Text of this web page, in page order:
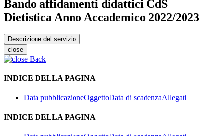
Bando affidamenti didattici CdS
Dietistica Anno Accademico 2022/2023
Descrizione del servizio
close
Back
INDICE DELLA PAGINA
Data pubblicazioneOggettoData di scadenzaAllegati
INDICE DELLA PAGINA